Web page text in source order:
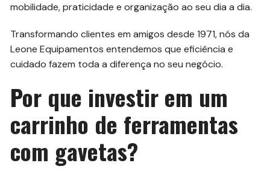
mobilidade, praticidade e organização ao seu dia a dia.
Transformando clientes em amigos desde 1971, nós da
Leone Equipamentos entendemos que eficiência e
cuidado fazem toda a diferença no seu negócio.
Por que investir em um
carrinho de ferramentas
com gavetas?